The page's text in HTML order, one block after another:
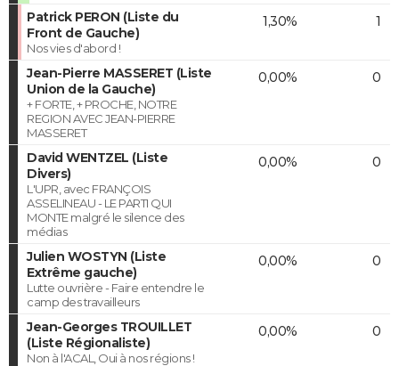
Patrick PERON (Liste du
Front de Gauche)
Nos vies d'abord !
1,30% 1
Jean-Pierre MASSERET (Liste
Union de la Gauche)
+ FORTE, + PROCHE, NOTRE
REGION AVEC JEAN-PIERRE
MASSERET
0,00% 0
David WENTZEL (Liste
Divers)
L'UPR, avec FRANÇOIS
ASSELINEAU - LE PARTI QUI
MONTE malgré le silence des
médias
0,00% 0
Julien WOSTYN (Liste
Extrême gauche)
Lutte ouvrière - Faire entendre le
camp des travailleurs
0,00% 0
Jean-Georges TROUILLET
(Liste Régionaliste)
Non à l'ACAL, Oui à nos régions !
0,00% 0